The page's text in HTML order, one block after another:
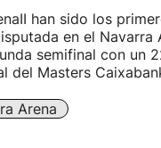
han sido los
en el
semifinal con un
del Masters
Arena